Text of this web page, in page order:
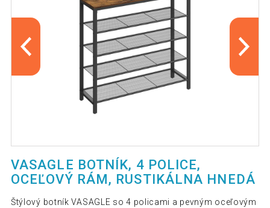
VASAGLE BOTNÍK, 4 POLICE,
OCEĽOVÝ RÁM, RUSTIKÁLNA HNEDÁ
Štýlový botník VASAGLE so 4 policami a pevným oceľovým